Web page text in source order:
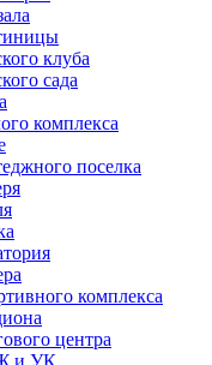
клуба
сада
комплекса
поселка
комплекса
центра
и УК